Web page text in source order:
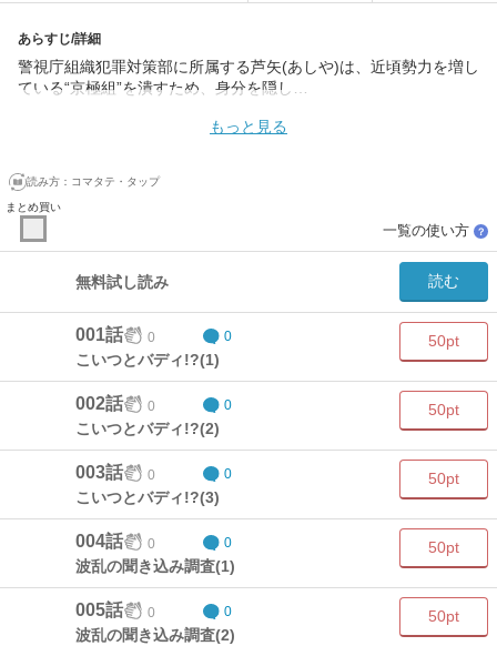
あらすじ/詳細
警視庁組織犯罪対策部に所属する芦矢(あしや)は、近頃勢力を増し
ている“京極組”を潰すため、身分を隠し…
もっと見る
読み方： コマタテ・タップ
まとめ買い
一覧の使い方 ？
無料試し読み 読む
001話 0 0
こいつとバディ!?(1)
50pt
002話 0 0
こいつとバディ!?(2)
50pt
003話 0 0
こいつとバディ!?(3)
50pt
004話 0 0
波乱の聞き込み調査(1)
50pt
005話 0 0
波乱の聞き込み調査(2)
50pt